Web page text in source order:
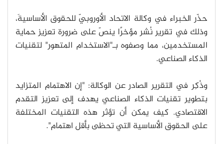
حذّر الخبراء في وكالة الاتحاد الأوروبيّ للحقوق الأساسيةَ،
وذلك في تقرير نُشر مؤخرًا ينصّ على ضرورة تعزيز حماية
المستخدمين، مما وصفوه بـ"الاستخدام المتهور" لتقنيات
الذكاء الصناعي.
وذُكِر في التقرير الصادر عن الوكالة: "إن الاهتمام المتزايد
بتطوير تقنيات الذكاء الصناعي يهدف إلى تعزيز التقدم
الاقتصادي. كيف يمكن أن تؤثر هذه التقنيات المختلفة
على الحقوق الأساسية التي تحظى بأقل اهتمام".